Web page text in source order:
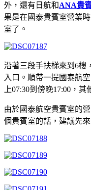
外，還有日航和ANA貴
果是在國泰貴賓室營業
室了。
沿著三段手扶梯來到6樓
入口。順帶一提國泰航
上07:30到傍晚17:00，
由於國泰航空貴賓室的
個貴賓室的話，建議先